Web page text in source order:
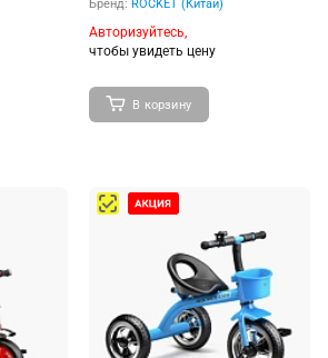
Бренд: ROCKET (Китай)
Авторизуйтесь,
чтобы увидеть цену
В корзину